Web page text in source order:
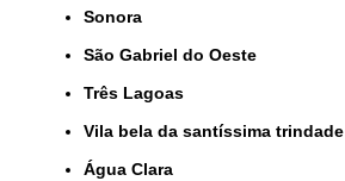
Sonora
São Gabriel do Oeste
Três Lagoas
Vila bela da santíssima trindade
Água Clara